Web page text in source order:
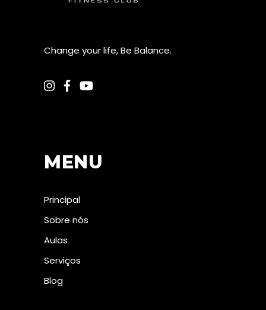
Change your life, Be Balance.
MENU
Principal
Sobre nós
Aulas
Serviços
Blog